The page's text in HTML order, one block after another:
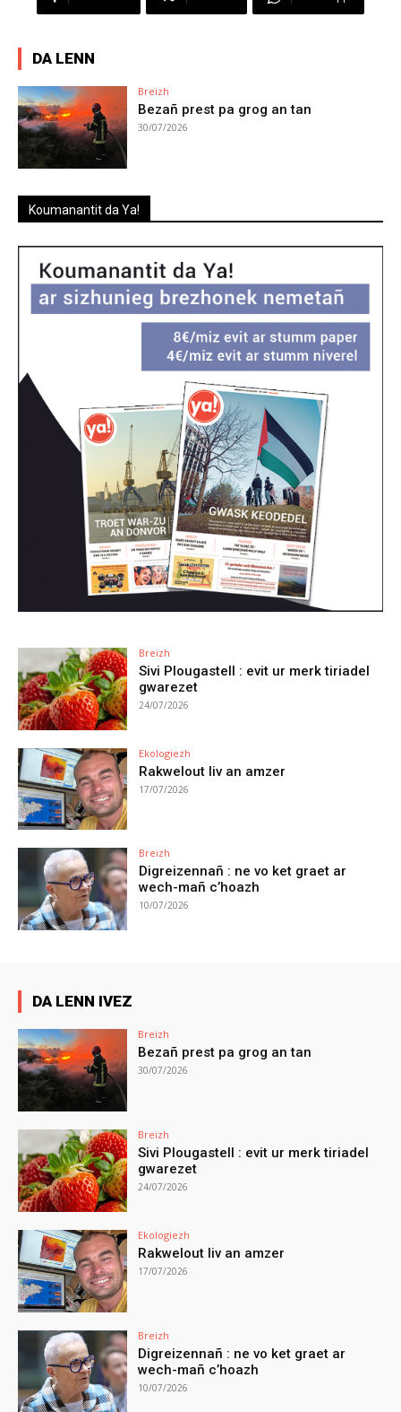
DA LENN
Breizh
Bezañ prest pa grog an tan
30/07/2026
Koumanantit da Ya!
Breizh
Sivi Plougastell : evit ur merk tiriadel
gwarezet
24/07/2026
Ekologiezh
Rakwelout liv an amzer
17/07/2026
Breizh
Digreizennañ : ne vo ket graet ar
wech-mañ c’hoazh
10/07/2026
DA LENN IVEZ
Breizh
Bezañ prest pa grog an tan
30/07/2026
Breizh
Sivi Plougastell : evit ur merk tiriadel
gwarezet
24/07/2026
Ekologiezh
Rakwelout liv an amzer
17/07/2026
Breizh
Digreizennañ : ne vo ket graet ar
wech-mañ c’hoazh
10/07/2026